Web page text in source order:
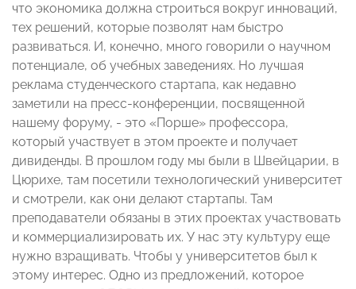
что экономика должна строиться вокруг инноваций,
тех решений, которые позволят нам быстро
развиваться. И, конечно, много говорили о научном
потенциале, об учебных заведениях. Но лучшая
реклама студенческого стартапа, как недавно
заметили на пресс-конференции, посвященной
нашему форуму, - это «Порше» профессора,
который участвует в этом проекте и получает
дивиденды. В прошлом году мы были в Швейцарии, в
Цюрихе, там посетили технологический университет
и смотрели, как они делают стартапы. Там
преподаватели обязаны в этих проектах участвовать
и коммерциализировать их. У нас эту культуру еще
нужно взращивать. Чтобы у университетов был к
этому интерес. Одно из предложений, которое